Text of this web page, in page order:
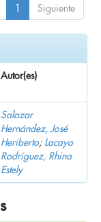
1 Siguiente
Autor(es)
Salazar
Hernández, José
Heriberto; Lacayo
Rodríguez, Rhina
Estely